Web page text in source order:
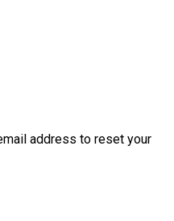
address to reset your